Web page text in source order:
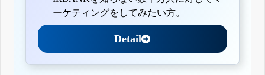
ーケティングをしてみたい方。
Detail